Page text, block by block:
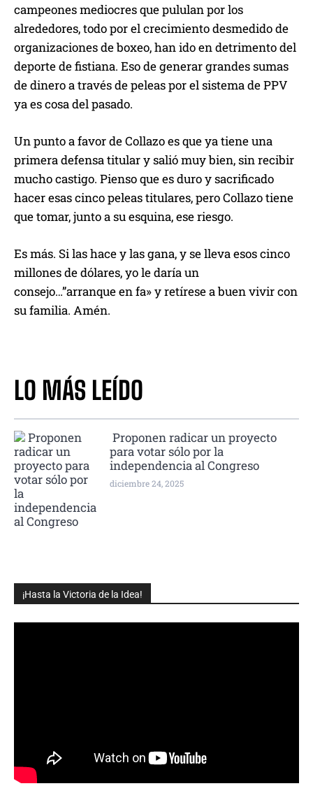
¡Hasta la Victoria de la Idea!
campeones mediocres que pululan por los
alrededores, todo por el crecimiento desmedido de
organizaciones de boxeo, han ido en detrimento del
deporte de fistiana. Eso de generar grandes sumas
de dinero a través de peleas por el sistema de PPV
ya es cosa del pasado.
Un punto a favor de Collazo es que ya tiene una
primera defensa titular y salió muy bien, sin recibir
mucho castigo. Pienso que es duro y sacrificado
hacer esas cinco peleas titulares, pero Collazo tiene
que tomar, junto a su esquina, ese riesgo.
Es más. Si las hace y las gana, y se lleva esos cinco
millones de dólares, yo le daría un
consejo…”arranque en fa» y retírese a buen vivir con
su familia. Amén.
LO MÁS LEÍDO
Proponen radicar un proyecto
para votar sólo por la
independencia al Congreso
diciembre 24, 2025